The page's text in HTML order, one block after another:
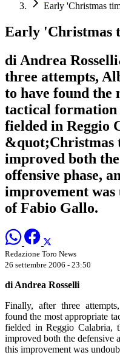
Early 'Christmas
Early 'Christmas
di Andrea
three attempts,
to have found the
tactical formation
fielded in Reggio
&quot;Christmas
improved both
offensive phase,
improvement
of Fabio Gallo.
Redazione Toro News
26 settembre 2006 - 23:50
di Andrea Rosselli
Finally, after three
found the most appropriate
fielded in Reggio Calabria,
improved both the defensive
this improvement was